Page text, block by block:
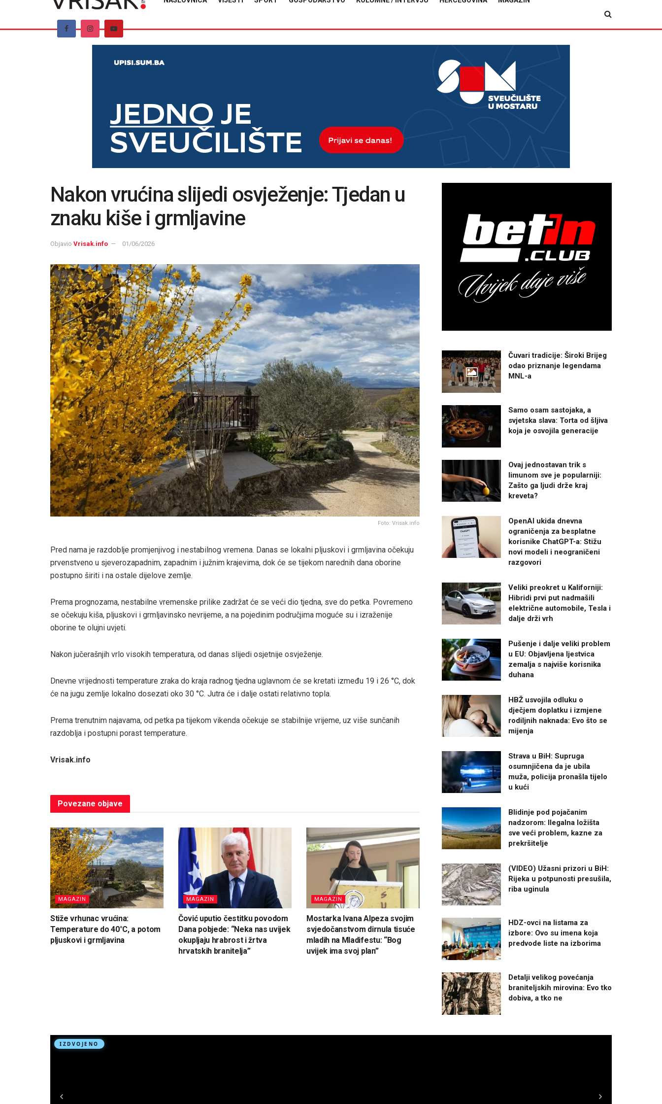
Nakon vrućina slijedi osvježenje: Tjedan u
znaku kiše i grmljavine
Objavio Vrisak.info 01/06/2026
Foto: Vrisak.info
Pred nama je razdoblje promjenjivog i nestabilnog vremena. Danas se lokalni pljuskovi i grmljavina očekuju
prvenstveno u sjeverozapadnim, zapadnim i južnim krajevima, dok će se tijekom narednih dana oborine
postupno širiti i na ostale dijelove zemlje.
Prema prognozama, nestabilne vremenske prilike zadržat će se veći dio tjedna, sve do petka. Povremeno
se očekuju kiša, pljuskovi i grmljavinsko nevrijeme, a na pojedinim područjima moguće su i izraženije
oborine te olujni uvjeti.
Nakon jučerašnjih vrlo visokih temperatura, od danas slijedi osjetnije osvježenje.
Dnevne vrijednosti temperature zraka do kraja radnog tjedna uglavnom će se kretati između 19 i 26 °C, dok
će na jugu zemlje lokalno dosezati oko 30 °C. Jutra će i dalje ostati relativno topla.
Prema trenutnim najavama, od petka pa tijekom vikenda očekuje se stabilnije vrijeme, uz više sunčanih
razdoblja i postupni porast temperature.
Vrisak.info
Povezane objave
MAGAZIN
Stiže vrhunac vrućina:
Temperature do 40°C, a potom
pljuskovi i grmljavina
MAGAZIN
Čović uputio čestitku povodom
Dana pobjede: “Neka nas uvijek
okupljaju hrabrost i žrtva
hrvatskih branitelja”
MAGAZIN
Mostarka Ivana Alpeza svojim
svjedočanstvom dirnula tisuće
mladih na Mladifestu: “Bog
uvijek ima svoj plan”
Čuvari tradicije: Široki Brijeg
odao priznanje legendama
MNL-a
Samo osam sastojaka, a
svjetska slava: Torta od šljiva
koja je osvojila generacije
Ovaj jednostavan trik s
limunom sve je popularniji:
Zašto ga ljudi drže kraj
kreveta?
OpenAI ukida dnevna
ograničenja za besplatne
korisnike ChatGPT-a: Stižu
novi modeli i neograničeni
razgovori
Veliki preokret u Kaliforniji:
Hibridi prvi put nadmašili
električne automobile, Tesla i
dalje drži vrh
Pušenje i dalje veliki problem
u EU: Objavljena ljestvica
zemalja s najviše korisnika
duhana
HBŽ usvojila odluku o
dječjem doplatku i izmjene
rodiljnih naknada: Evo što se
mijenja
Strava u BiH: Supruga
osumnjičena da je ubila
muža, policija pronašla tijelo
u kući
Blidinje pod pojačanim
nadzorom: Ilegalna ložišta
sve veći problem, kazne za
prekršitelje
(VIDEO) Užasni prizori u BiH:
Rijeka u potpunosti presušila,
riba uginula
HDZ-ovci na listama za
izbore: Ovo su imena koja
predvode liste na izborima
Detalji velikog povećanja
braniteljskih mirovina: Evo tko
dobiva, a tko ne